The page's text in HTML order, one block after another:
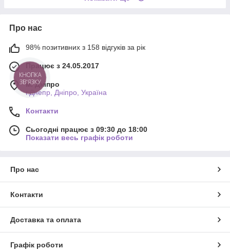
Про нас
98% позитивних з 158 відгуків за рік
Працює з 24.05.2017
м. Дніпро
г.Днепр, Дніпро, Україна
Контакти
Сьогодні працює з 09:30 до 18:00
Показати весь графік роботи
Про нас
Контакти
Доставка та оплата
Графік роботи
КНОПКА
ЗВ'ЯЗКУ